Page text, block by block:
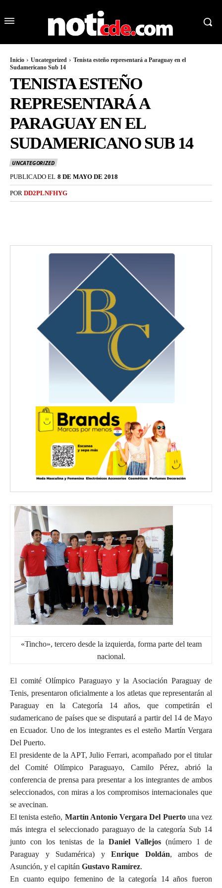
Inicio Uncategorized
Tenista esteño representará a Paraguay en el
Sudamericano Sub 14
TENISTA ESTEÑO
REPRESENTARÁ A
PARAGUAY EN EL
SUDAMERICANO SUB 14
UNCATEGORIZED
PUBLICADO EL 8 DE MAYO DE 2018
POR DD2PLNFHYG
«Tincho», tercero desde la izquierda, forma parte del team
nacional.
El comité Olímpico Paraguayo y la Asociación Paraguay de
Tenis, presentaron oficialmente a los atletas que representarán al
Paraguay en la Categoría 14 años, que competirán el
sudamericano de países que se disputará a partir del 14 de Mayo
en Ecuador. Uno de los integrantes es el esteño Martín Vergara
Del Puerto.
El presidente de la APT, Julio Ferrari, acompañado por el titular
del Comité Olímpico Paraguayo, Camilo Pérez, abrió la
conferencia de prensa para presentar a los integrantes de ambos
seleccionados, con miras a los compromisos internacionales que
se avecinan.
El tenista esteño, Martín Antonio Vergara Del Puertouna vez
más integra el seleccionado paraguayo de la categoría Sub 14
junto con los tenistas de la Daniel Vallejos (número 1 de
Paraguay y Sudamérica) yEnrique Doldán, ambos de
Asunción, y el capitán Gustavo Ramírez.
En cuanto equipo femenino de la categoría 14 años fueron